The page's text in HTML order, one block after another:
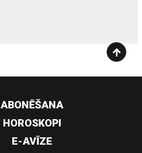
ABONĒŠANA
HOROSKOPI
E-AVĪZE